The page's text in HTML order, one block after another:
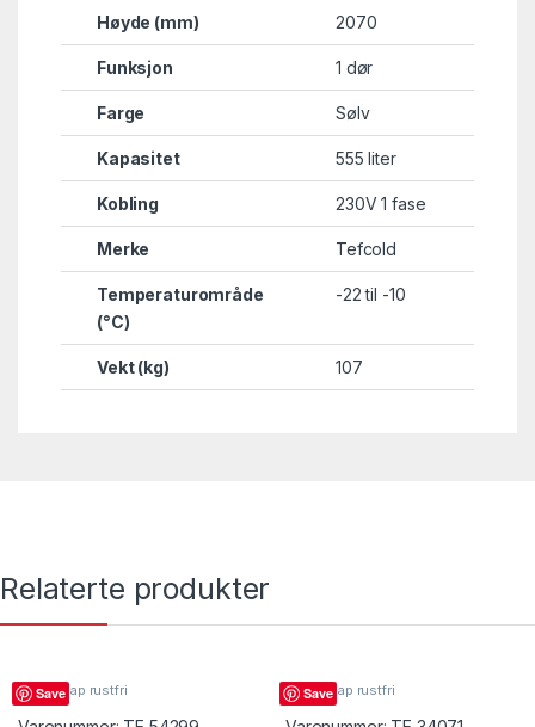
Høyde (mm) 2070
Funksjon 1 dør
Farge Sølv
Kapasitet 555 liter
Kobling 230V 1 fase
Merke Tefcold
Temperaturområde
(°C)
-22 til -10
Vekt (kg) 107
Relaterte produkter
Save
Fryseskap rustfri Save
Fryseskap rustfri